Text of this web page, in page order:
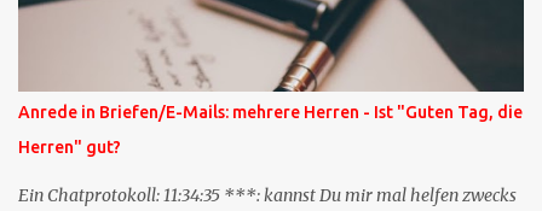
'TrackbackURL' des Anderen einen 'Ping' schickt, d.h. ein paar
Parameter übergibt (URL meines Eintrags, Kurzzitat meines
Beitrags). Praktisch muss man nichts Anderes tun, als die
TrackbackURL beim Schreiben meines Beitrags in ein bestimmtes
Feld in meinem 'Blog-Redaktionssystem' einzufügen. Trackbacks
und TrackbackURLs sind heute recht selten. Das Trackback-
Verfahren wurde wei...
Anrede in Briefen/E-Mails: mehrere Herren - Ist "Guten Tag, die
Herren" gut?
Ein Chatprotokoll: 11:34:35 ***: kannst Du mir mal helfen zwecks